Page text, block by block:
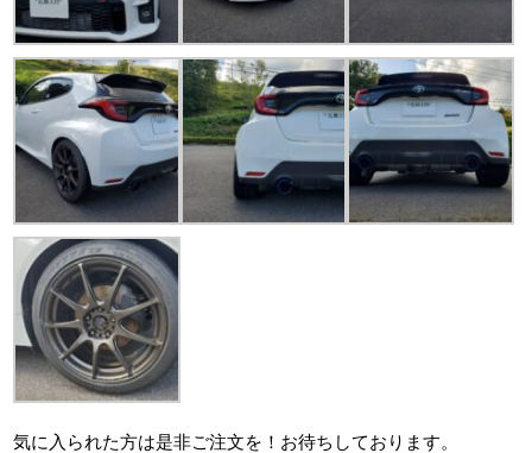
気に入られた方は是非ご注文を！お待ちしております。